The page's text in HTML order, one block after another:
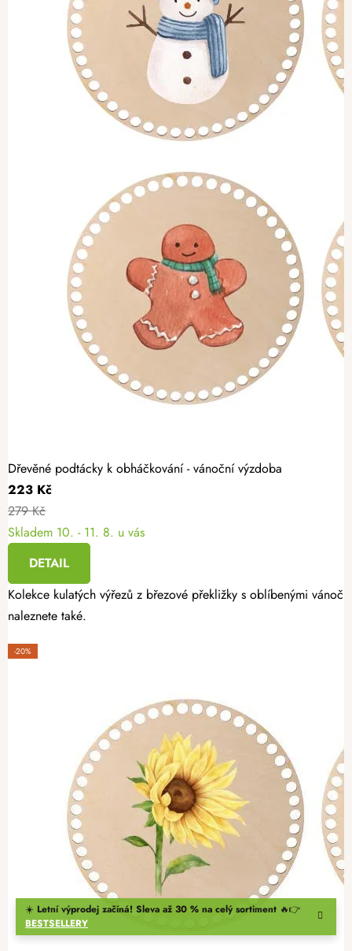
☀️ Letní výprodej začíná! Sleva až 30 % na celý sortiment 🔥👉
BESTSELLERY
Dřevěné podtácky k obháčkování - vánoční výzdoba
223 Kč
279 Kč
Skladem 10. - 11. 8. u vás
DETAIL
Kolekce kulatých výřezů z březové překližky s oblíbenými
naleznete také.
-20%